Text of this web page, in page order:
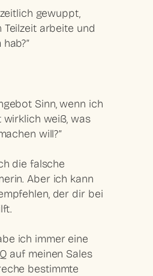
gewuppt,
arbeite und
Sinn, wenn ich
weiß, was
will?”
die falsche
Aber ich kann
der dir bei
ich immer eine
auf meinen Sales
bestimmte